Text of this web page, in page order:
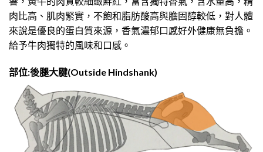
肉比高、肌肉緊實，不飽和脂肪酸高與膽固醇較低，對人體
來說是優良的蛋白質來源，香氣濃郁口感好外健康無負擔。
給予牛肉獨特的風味和口感。
部位:後腿大腱(Outside Hindshank)